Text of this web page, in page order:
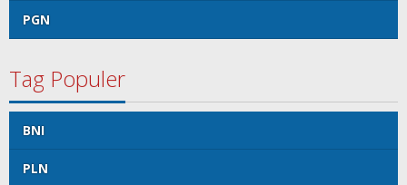
PGN
Tag Populer
BNI
PLN